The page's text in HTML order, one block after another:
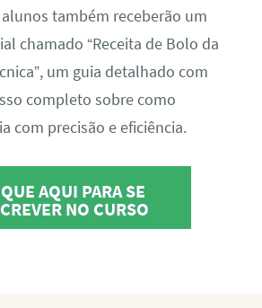
também receberão um
chamado “Receita de Bolo da
um guia detalhado com
completo sobre como
com precisão e eficiência.
AQUI PARA SE
NO CURSO